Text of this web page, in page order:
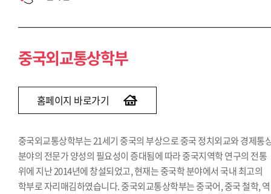
중국외교통상학부
홈페이지 바로가기
중국외교통상학부는 21세기 중국의 부상으로 중국 정치외교와 경제통
분야의 전문가 양성의 필요성이 증대됨에 따라 중국지역학 연구의 전통
위에 지난 2014년에 창설되었고, 현재는 중국학 분야에서 국내 최고의
학부로 자리매김하였습니다. 중국외교통상학부는 중국어, 중국 철학,